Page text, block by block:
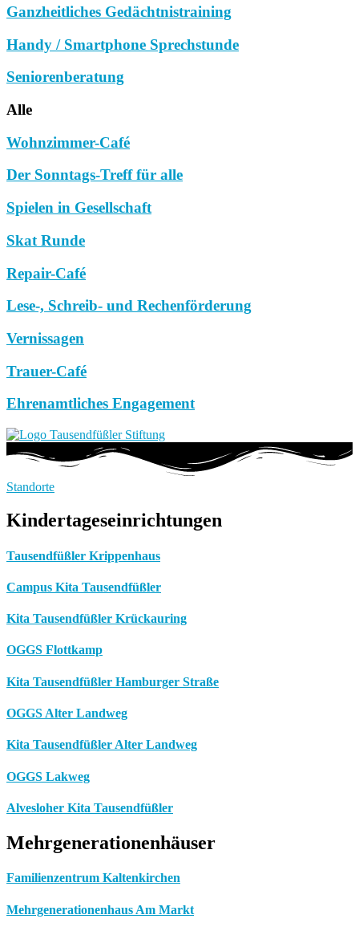
Ganzheitliches Gedächtnistraining
Handy / Smartphone Sprechstunde
Seniorenberatung
Alle
Wohnzimmer-Café
Der Sonntags-Treff für alle
Spielen in Gesellschaft
Skat Runde
Repair-Café
Lese-, Schreib- und Rechenförderung
Vernissagen
Trauer-Café
Ehrenamtliches Engagement
Standorte
Kindertageseinrichtungen
Tausendfüßler Krippenhaus
Campus Kita Tausendfüßler
Kita Tausendfüßler Krückauring
OGGS Flottkamp
Kita Tausendfüßler Hamburger Straße
OGGS Alter Landweg
Kita Tausendfüßler Alter Landweg
OGGS Lakweg
Alvesloher Kita Tausendfüßler
Mehrgenerationenhäuser
Familienzentrum Kaltenkirchen
Mehrgenerationenhaus Am Markt